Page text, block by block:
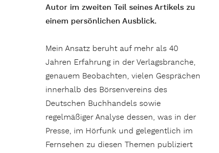
Autor im zweiten Teil seines Artikels zu
einem persönlichen Ausblick.
Mein Ansatz beruht auf mehr als 40
Jahren Erfahrung in der Verlagsbranche,
genauem Beobachten, vielen Gesprächen
innerhalb des Börsenvereins des
Deutschen Buchhandels sowie
regelmäßiger Analyse dessen, was in der
Presse, im Hörfunk und gelegentlich im
Fernsehen zu diesen Themen publiziert